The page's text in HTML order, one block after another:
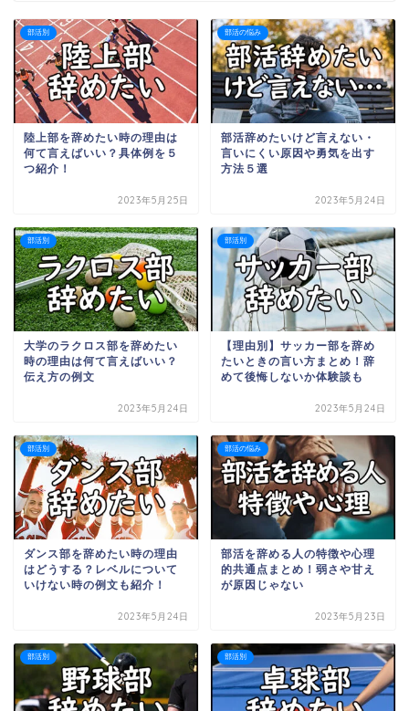
部活別
陸上部を辞めたい時の理由は
何て言えばいい？具体例を５
つ紹介！
2023年5月25日
部活の悩み
部活辞めたいけど言えない・
言いにくい原因や勇気を出す
方法５選
2023年5月24日
部活別
大学のラクロス部を辞めたい
時の理由は何て言えばいい？
伝え方の例文
2023年5月24日
部活別
【理由別】サッカー部を辞め
たいときの言い方まとめ！辞
めて後悔しないか体験談も
2023年5月24日
部活別
ダンス部を辞めたい時の理由
はどうする？レベルについて
いけない時の例文も紹介！
2023年5月24日
部活の悩み
部活を辞める人の特徴や心理
的共通点まとめ！弱さや甘え
が原因じゃない
2023年5月23日
部活別 部活別